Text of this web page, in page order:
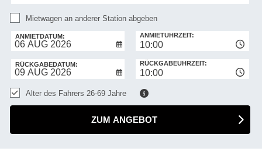
Mietwagen an anderer Station abgeben
ANMIETDATUM:
10:00
ANMIETUHRZEIT:
RÜCKGABEDATUM:
10:00
RÜCKGABEUHRZEIT:
Alter des Fahrers 26-69 Jahre
ZUM ANGEBOT